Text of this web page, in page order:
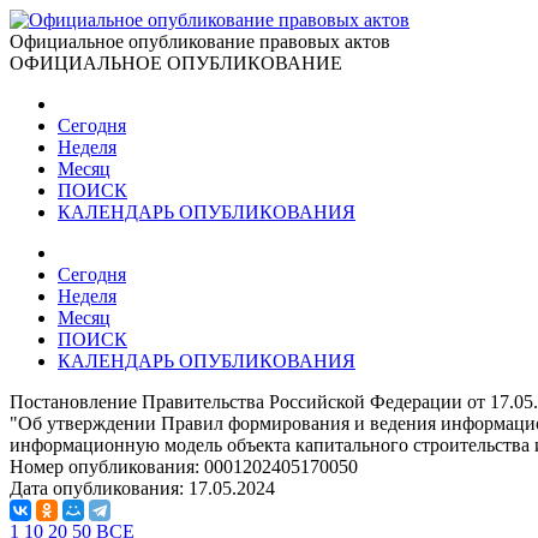
Официальное опубликование правовых актов
ОФИЦИАЛЬНОЕ ОПУБЛИКОВАНИЕ
Сегодня
Неделя
Месяц
ПОИСК
КАЛЕНДАРЬ ОПУБЛИКОВАНИЯ
Сегодня
Неделя
Месяц
ПОИСК
КАЛЕНДАРЬ ОПУБЛИКОВАНИЯ
Постановление Правительства Российской Федерации от
"Об утверждении Правил формирования и ведения
информационную модель объекта капитального
Номер опубликования: 0001202405170050
Дата опубликования: 17.05.2024
1 10 20 50 ВСЕ